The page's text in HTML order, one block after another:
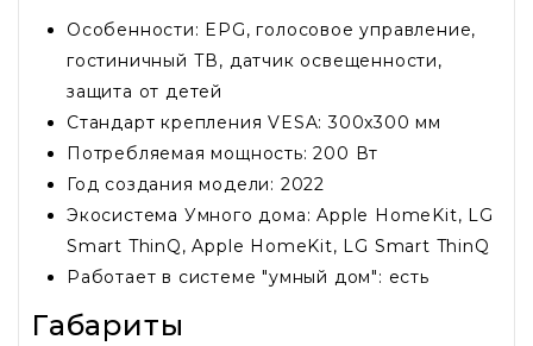
Особенности: EPG, голосовое управление,
гостиничный ТВ, датчик освещенности,
защита от детей
Стандарт крепления VESA: 300x300 мм
Потребляемая мощность: 200 Вт
Год создания модели: 2022
Экосистема Умного дома: Apple HomeKit, LG
Smart ThinQ, Apple HomeKit, LG Smart ThinQ
Работает в системе "умный дом": есть
Габариты